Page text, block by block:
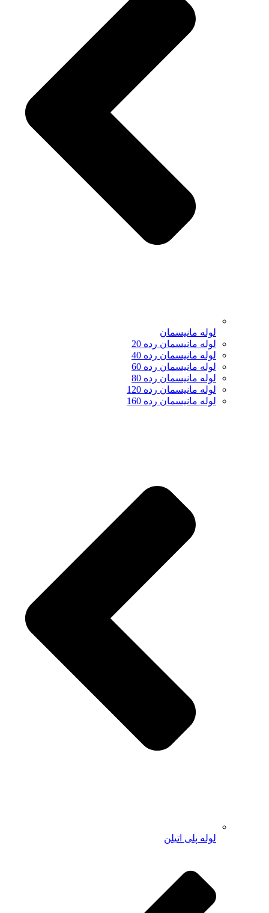
لوله مانیسمان
لوله مانیسمان رده 20
لوله مانیسمان رده 40
لوله مانیسمان رده 60
لوله مانیسمان رده 80
لوله مانیسمان رده 120
لوله مانیسمان رده 160
لوله پلی اتیلن